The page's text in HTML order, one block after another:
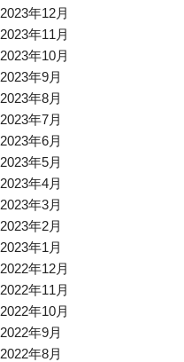
2023年12月
2023年11月
2023年10月
2023年9月
2023年8月
2023年7月
2023年6月
2023年5月
2023年4月
2023年3月
2023年2月
2023年1月
2022年12月
2022年11月
2022年10月
2022年9月
2022年8月